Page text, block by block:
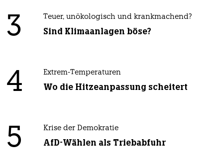
3 Teuer, unökologisch und krankmachend?
Sind Klimaanlagen böse?
4 Extrem-Temperaturen
Wo die Hitzeanpassung scheitert
5 Krise der Demokratie
AfD-Wählen als Triebabfuhr